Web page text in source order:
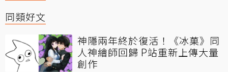
同類好文
神隱兩年終於復活！《冰菓》同
人神繪師回歸 P站重新上傳大量
創作